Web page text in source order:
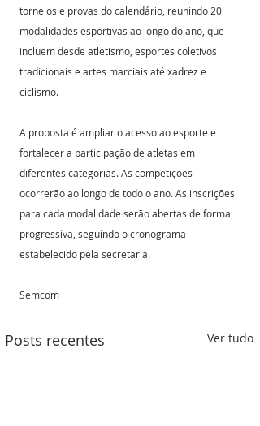
torneios e provas do calendário, reunindo 20
modalidades esportivas ao longo do ano, que
incluem desde atletismo, esportes coletivos
tradicionais e artes marciais até xadrez e
ciclismo.
A proposta é ampliar o acesso ao esporte e
fortalecer a participação de atletas em
diferentes categorias. As competições
ocorrerão ao longo de todo o ano. As inscrições
para cada modalidade serão abertas de forma
progressiva, seguindo o cronograma
estabelecido pela secretaria.
Semcom
Posts recentes Ver tudo